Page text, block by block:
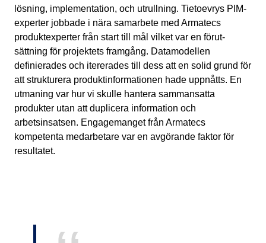
lösning, implementation, och utrullning. Tietoevrys PIM-
experter jobbade i nära samarbete med Armatecs
produktexperter från start till mål vilket var en förut­
sättning för projektets framgång. Datamodellen
definierades och itererades till dess att en solid grund för
att strukturera produktinformationen hade uppnåtts. En
utmaning var hur vi skulle hantera sammansatta
produkter utan att duplicera information och
arbetsinsatsen. Engagemanget från Armatecs
kompetenta med­ar­betare var en avgörande faktor för
resultatet.